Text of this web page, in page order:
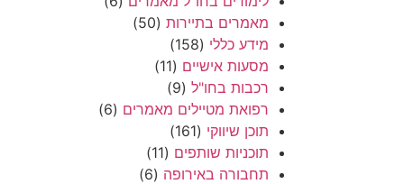
מאמרים בתיירות (50)
מידע כללי (158)
מסעות אישיים (11)
רכבות בחו"ל (9)
רפואת מטיילים מאמרים (6)
תוכן שיווקי (161)
תוכניות שותפים (11)
תחבורה באירופה (6)